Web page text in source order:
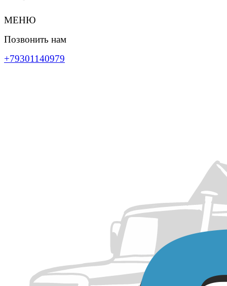
МЕНЮ
Позвонить нам
+79301140979